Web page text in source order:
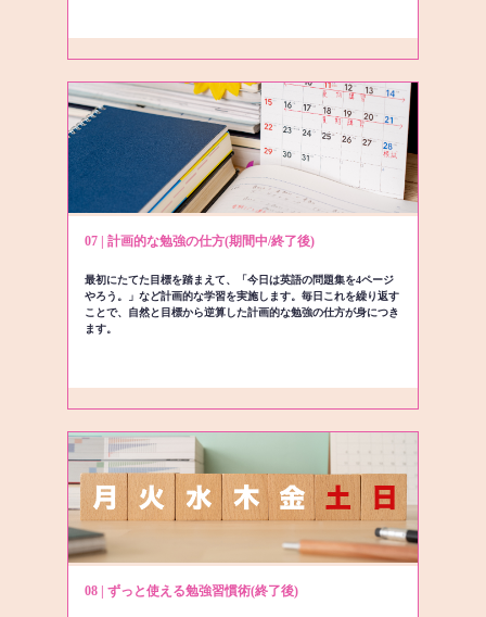
07 | 計画的な勉強の仕方(期間中/終了後)
最初にたてた目標を踏まえて、「今日は英語の問題集を4ページ
やろう。」など計画的な学習を実施します。毎日これを繰り返す
ことで、自然と目標から逆算した計画的な勉強の仕方が身につき
ます。
08 | ずっと使える勉強習慣術(終了後)